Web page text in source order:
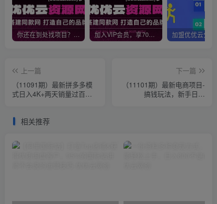
你还在到处找项目？还在当韭菜？我靠网创资源站一个月收入5万+，曾经我也是个失败者。 加入VIP会员，享70%的推广提成，免费学习多种网上创业课程，菜鸟秒变大神！
上一篇
（11091期）最新拼多多模
式日入4K+两天销量过百
下一篇
（11101期）最新电商项目-
搞钱玩法，新手日入
相关推荐